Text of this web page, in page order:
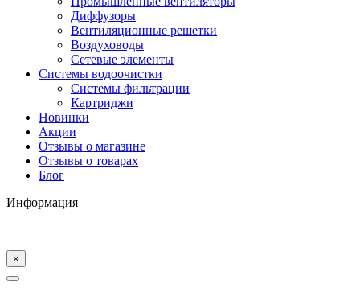
Диффузоры
Вентиляционные решетки
Воздуховоды
Сетевые элементы
Системы водоочистки
Системы фильтрации
Картриджи
Новинки
Акции
Отзывы о магазине
Отзывы о товарах
Блог
Информация
×